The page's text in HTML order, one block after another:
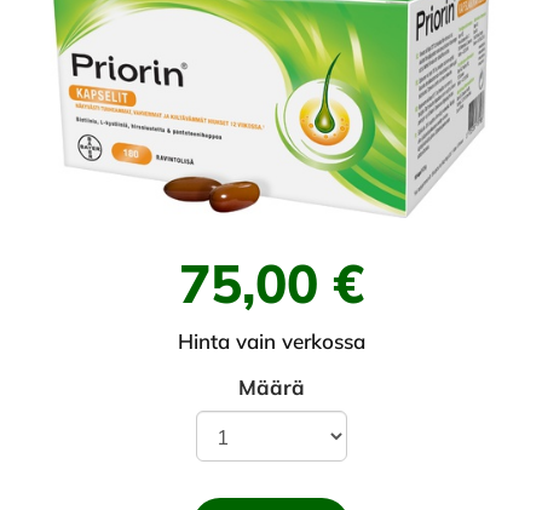
75,00 €
Hinta vain verkossa
Määrä